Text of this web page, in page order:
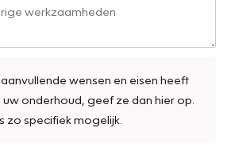
werkzaamheden
aanvullende wensen en eisen heeft
uw onderhoud, geef ze dan hier op.
zo specifiek mogelijk.